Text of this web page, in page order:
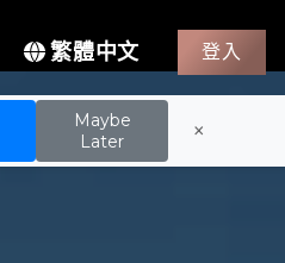
繁體中文 登入
Maybe
Later
×